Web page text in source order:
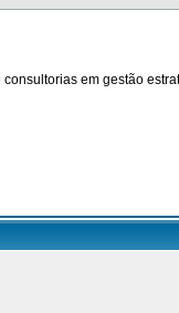
em gestão